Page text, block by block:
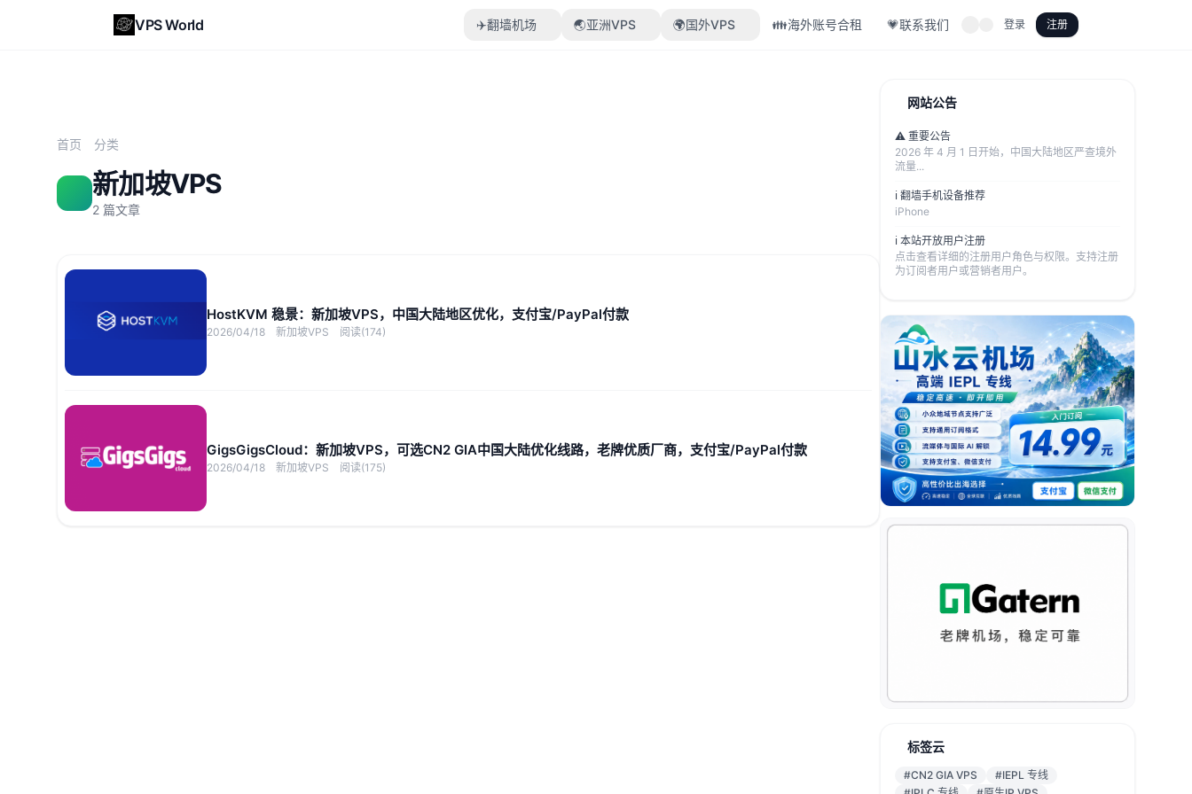
VPS World ✈️翻墙机场 🌏亚洲VPS 🌍国外VPS 👪海外账号合租 💗联系我们 登录 注册
首页 分类
新加坡VPS
2 篇文章
HostKVM 稳景：新加坡VPS，中国大陆地区优化，支付宝/PayPal付款
2026/04/18 新加坡VPS 阅读(174)
GigsGigsCloud：新加坡VPS，可选CN2 GIA中国大陆优化线路，老牌优质厂商，支付宝/PayPal付款
2026/04/18 新加坡VPS 阅读(175)
网站公告
⚠️ 重要公告
2026 年 4 月 1 日开始，中国大陆地区严查境外
流量...
ℹ️ 翻墙手机设备推荐
iPhone
ℹ️ 本站开放用户注册
点击查看详细的注册用户角色与权限。支持注册
为订阅者用户或营销者用户。
标签云
#CN2 GIA VPS
#IEPL 专线